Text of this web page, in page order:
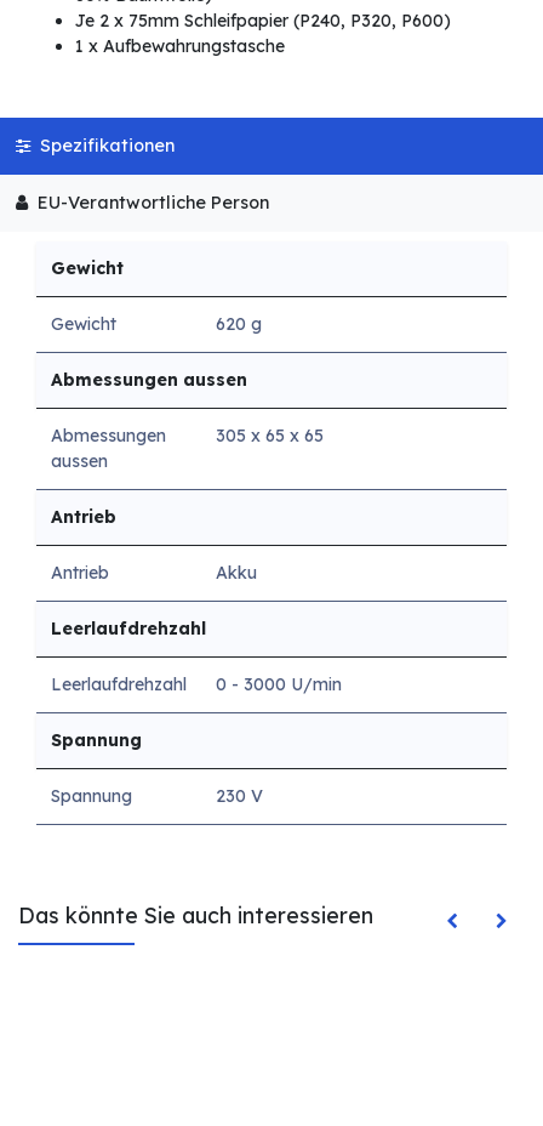
Je 2 x 75mm Schleifpapier (P240, P320, P600)
1 x Aufbewahrungstasche
Spezifikationen
EU-Verantwortliche Person
Gewicht
Gewicht 620 g
Abmessungen aussen
Abmessungen
aussen
305 x 65 x 65
Antrieb
Antrieb Akku
Leerlaufdrehzahl
Leerlaufdrehzahl 0 - 3000 U/min
Spannung
Spannung 230 V
Das könnte Sie auch interessieren